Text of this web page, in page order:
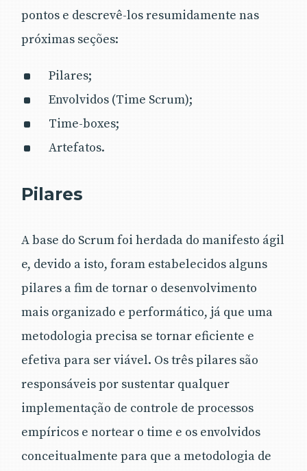
pontos e descrevê-los resumidamente nas
próximas seções:
Pilares;
Envolvidos (Time Scrum);
Time-boxes;
Artefatos.
Pilares
A base do Scrum foi herdada do manifesto ágil
e, devido a isto, foram estabelecidos alguns
pilares a fim de tornar o desenvolvimento
mais organizado e performático, já que uma
metodologia precisa se tornar eficiente e
efetiva para ser viável. Os três pilares são
responsáveis por sustentar qualquer
implementação de controle de processos
empíricos e nortear o time e os envolvidos
conceitualmente para que a metodologia de